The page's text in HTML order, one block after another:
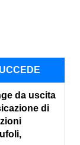
da uscita
di